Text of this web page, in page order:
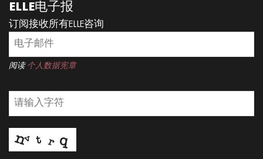
ELLE电子报
订阅接收所有ELLE咨询
阅读 个人数据宪章